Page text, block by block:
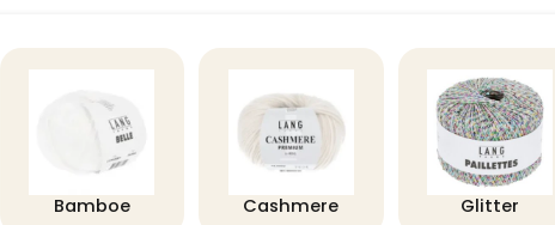
Bamboe Cashmere Glitter